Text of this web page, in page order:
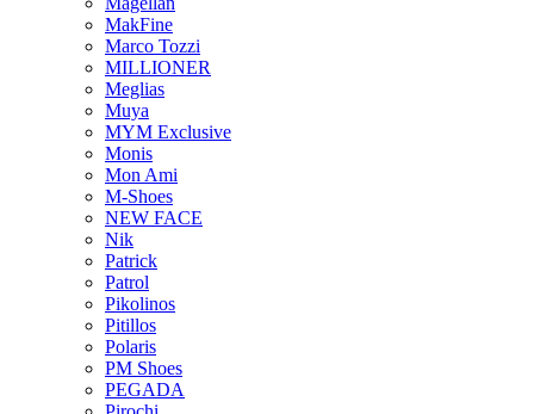
MakFine
Marco Tozzi
MILLIONER
Meglias
Muya
MYM Exclusive
Monis
Mon Ami
M-Shoes
NEW FACE
Nik
Patrick
Patrol
Pikolinos
Pitillos
Polaris
PM Shoes
PEGADA